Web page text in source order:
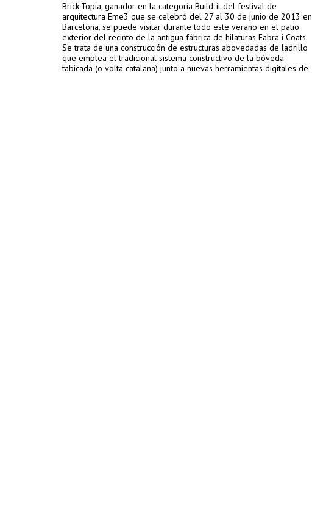
Brick-Topia, ganador en la categoría Build-it del festival de
arquitectura Eme3 que se celebró del 27 al 30 de junio de 2013 en
Barcelona, se puede visitar durante todo este verano en el patio
exterior del recinto de la antigua fábrica de hilaturas Fabra i Coats.
Se trata de una construcción de estructuras abovedadas de ladrillo
que emplea el tradicional sistema constructivo de la bóveda
tabicada (o volta catalana) junto a nuevas herramientas digitales de